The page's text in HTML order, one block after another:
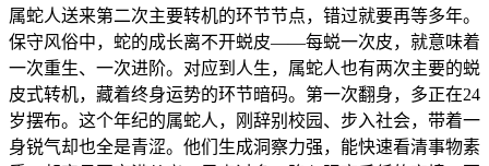
属蛇人送来第二次主要转机的环节节点，错过就要再等多年。
保守风俗中，蛇的成长离不开蜕皮——每蜕一次皮，就意味着
一次重生、一次进阶。对应到人生，属蛇人也有两次主要的蜕
皮式转机，藏着终身运势的环节暗码。第一次翻身，多正在24
岁摆布。这个年纪的属蛇人，刚辞别校园、步入社会，带着一
身锐气却也全是青涩。他们生成洞察力强，能快速看清事物素